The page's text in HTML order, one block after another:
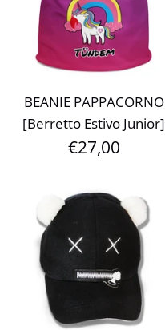
BEANIE PAPPACORNO
[Berretto Estivo Junior]
€27,00